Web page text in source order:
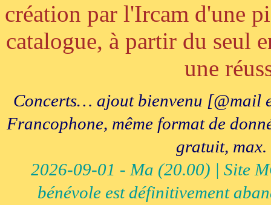
création par l'Ircam d'une
catalogue, à partir du seul
une
Concerts… ajout bienvenu [@mail
Francophone, même format de
gratuit,
2026-09-01 - Ma (20.00) | Site
bénévole est définitivement